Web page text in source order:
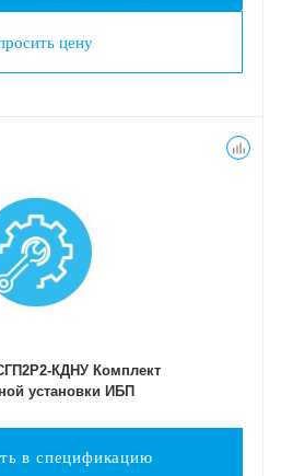
цену
КДНУ Комплект
установки ИБП
в спецификацию